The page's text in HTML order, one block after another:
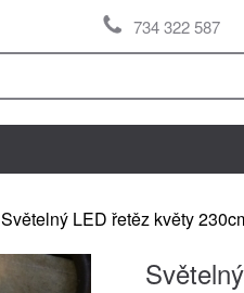
734 322 587
Světelný LED řetěz květy